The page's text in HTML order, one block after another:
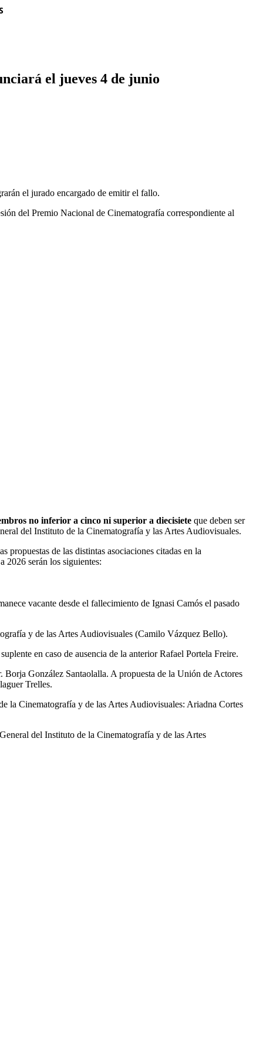
el jueves 4 de junio
el jurado encargado de emitir el fallo.
del Premio Nacional de Cinematografía correspondiente al
no inferior a cinco ni superior a diecisiete que deben ser
del Instituto de la Cinematografía y las Artes Audiovisuales.
propuestas de las distintas asociaciones citadas en la
2026 serán los siguientes:
vacante desde el fallecimiento de Ignasi Camós el pasado
y de las Artes Audiovisuales (Camilo Vázquez Bello).
en caso de ausencia de la anterior Rafael Portela Freire.
González Santaolalla. A propuesta de la Unión de Actores
Trelles.
la Cinematografía y de las Artes Audiovisuales: Ariadna Cortes
del Instituto de la Cinematografía y de las Artes